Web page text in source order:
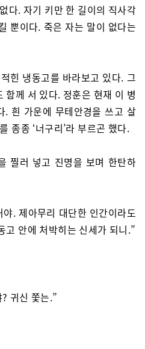
다. 자기 키만 한 길이의 직사각
뿐이다. 죽은 자는 말이 없다는
힌 냉동고를 바라보고 있다. 그
함께 서 있다. 정훈은 현재 이 병
. 흰 가운에 무테안경을 쓰고 살
종종 ‘너구리’라 부르곤 했다.
찔러 넣고 진명을 보며 한탄하
. 제아무리 대단한 인간이라도
고 안에 처박히는 신세가 되니.”
귀신 쫓는.”